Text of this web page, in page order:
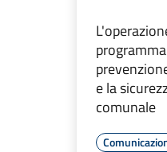
e la
comunale